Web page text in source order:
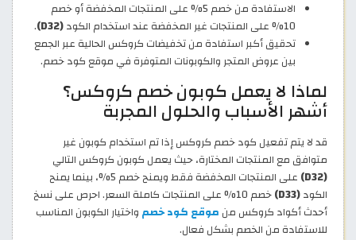
الاستفادة من خصم 5% على المنتجات المخفضة أو خصم
10% على المنتجات غير المخفضة عند استخدام الكود
(D32)
.
تحقيق أكبر استفادة من تخفيضات كروكس الحالية عبر الجمع
بين عروض المتجر والكوبونات المتوفرة في موقع كود خصم.
لماذا لا يعمل كوبون خصم كروكس؟
أشهر الأسباب والحلول المجربة
قد لا يتم تفعيل كود خصم كروكس إذا تم استخدام كوبون غير
متوافق مع المنتجات المختارة، حيث يعمل كوبون كروكس التالي
(D32)
على المنتجات المخفضة فقط ويمنح خصم 5%، بينما يمنح
الكود(D33)
خصم 10% على المنتجات كاملة السعر. احرص على نسخ
أحدث أكواد كروكس من موقع كود خصم واختيار الكوبون المناسب
للاستفادة من الخصم بشكل فعال.